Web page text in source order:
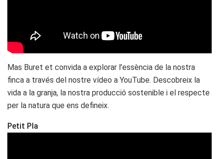
Mas Buret et convida a explorar l’essència de la nostra
finca a través del nostre vídeo a YouTube. Descobreix la
vida a la granja, la nostra producció sostenible i el respecte
per la natura que ens defineix.
Petit Pla